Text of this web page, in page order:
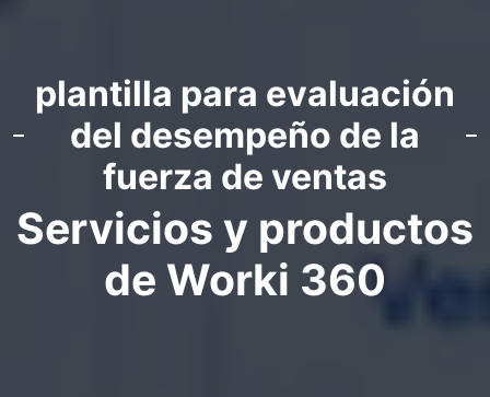
plantilla para evaluación
del desempeño de la
fuerza de ventas
Servicios y productos
de Worki 360